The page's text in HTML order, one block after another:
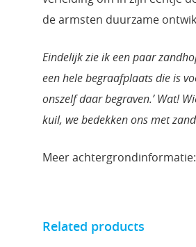
de armsten duurzame
Eindelijk zie ik een paar
een hele begraafplaats die is
onszelf daar begraven.’ Wat!
kuil, we bedekken ons met
Meer achtergrondinformatie:
Related products